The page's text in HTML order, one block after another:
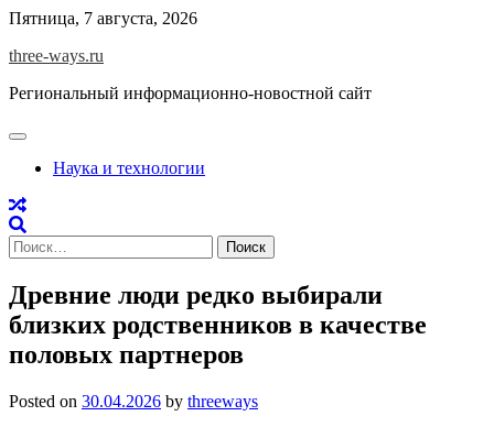
Skip
content
Пятница, 7 августа, 2026
three-ways.ru
Региональный информационно-новостной сайт
Наука и технологии
Найти:
Древние люди редко выбирали
близких родственников в качестве
половых партнеров
Posted on 30.04.2026 by threeways